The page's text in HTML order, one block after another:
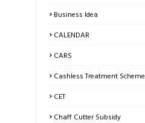
Business Idea
CALENDAR
CARS
Cashless Treatment Scheme
CET
Chaff Cutter Subsidy